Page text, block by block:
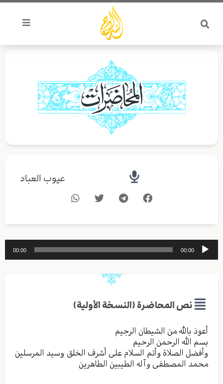
تخطي
المحتوى
عيوب العباد
مشغل
الصوت
00:00
00:00
نص المحاضرة (النسخة الأولية)
أعوذ بالله من الشیطان الرجیم
بسم الله الرحمن الرحیم
وأفضل الصلاة وأتم السلام علی أشرف الخلق وسید المرسلین
محمد المصطفی وآله الطیبین الطاهرین